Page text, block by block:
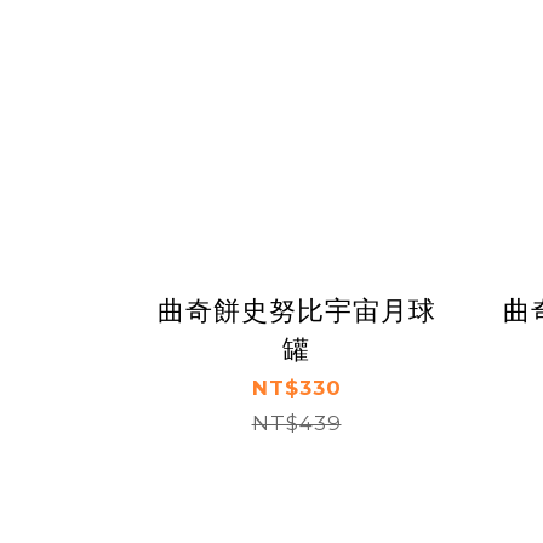
曲奇餅史努比宇宙月球
罐
NT$330
NT$439
曲